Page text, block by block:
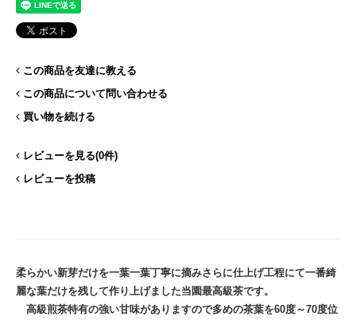
この商品を友達に教える
この商品について問い合わせる
買い物を続ける
レビューを見る(0件)
レビューを投稿
柔らかい新芽だけを一葉一葉丁寧に摘みさらに仕上げ工程にて一番綺
麗な葉だけを残して作り上げました当園最高級茶です。
高級煎茶特有の強い甘味がありますので多めの茶葉を60度～70度位